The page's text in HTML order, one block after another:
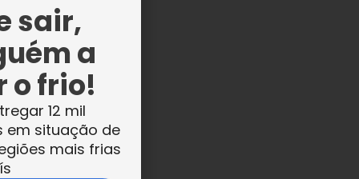
sair,
a
o frio!
12 mil
em situação de
mais frias